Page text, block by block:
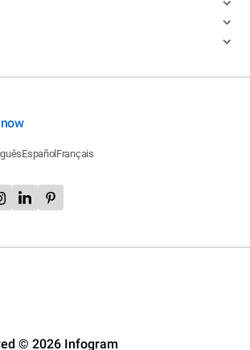
Español Français
© 2026 Infogram